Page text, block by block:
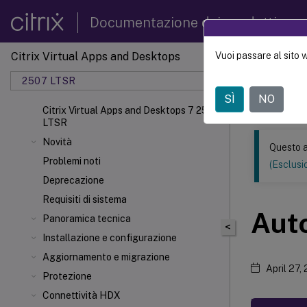
Documentazione dei prodotti
Citrix Virtual Apps and Desktops
2507 LTSR
Citrix Virtual Apps and Desktops 7 2507
LTSR
Novità
Problemi noti
Deprecazione
Requisiti di sistema
Panoramica tecnica
Installazione e configurazione
Aggiornamento e migrazione
Protezione
Connettività HDX
Questo
<
Questo
April 27,
Vuoi passare al sito
SÌ NO